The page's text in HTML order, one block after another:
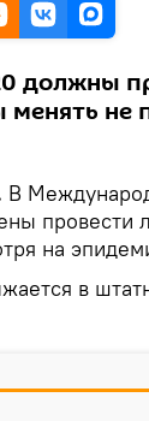
должны
не
В
провести
на
в